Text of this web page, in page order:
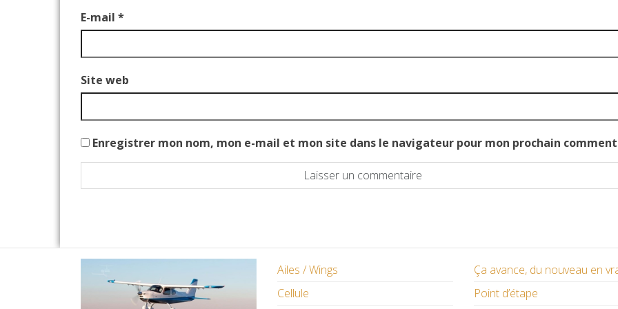
E-mail *
Site web
Enregistrer mon nom, mon e-mail et mon site dans le navigateur pour mon prochain
Ailes / Wings
Cellule
Ça avance, du nouveau en
Point d’étape